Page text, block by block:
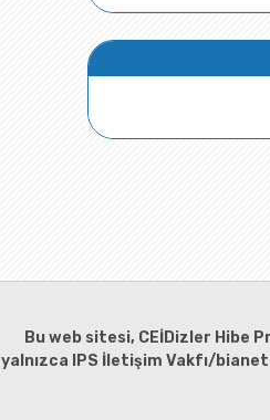
Bu web sitesi, CEİDizler Hibe
yalnızca IPS İletişim Vakfı/